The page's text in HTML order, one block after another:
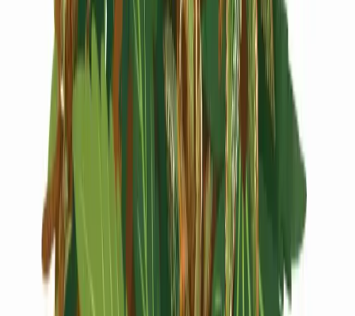
Live Rosin